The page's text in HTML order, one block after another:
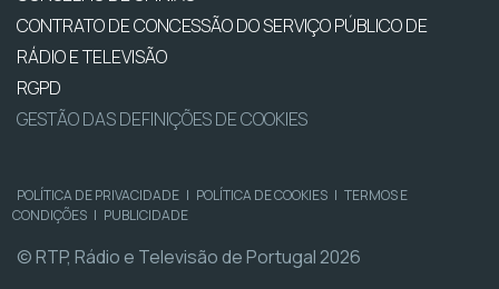
CONTRATO DE CONCESSÃO DO SERVIÇO PÚBLICO DE
RÁDIO E TELEVISÃO
RGPD
GESTÃO DAS DEFINIÇÕES DE COOKIES
POLÍTICA DE PRIVACIDADE | POLÍTICA DE COOKIES | TERMOS E
CONDIÇÕES | PUBLICIDADE
© RTP, Rádio e Televisão de Portugal 2026